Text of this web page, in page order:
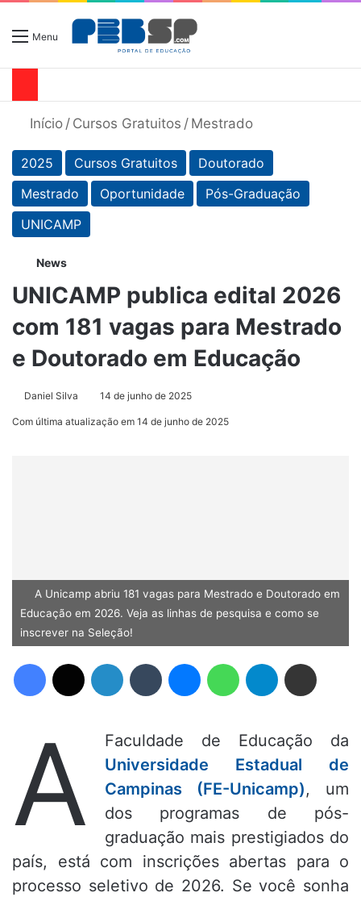
Menu
Início / Cursos Gratuitos / Mestrado
2025 Cursos Gratuitos
Doutorado
Mestrado
Oportunidade
Pós-Graduação
UNICAMP
News
UNICAMP publica edital 2026
com 181 vagas para Mestrado
e Doutorado em Educação
Daniel Silva 14 de junho de 2025
Com última atualização em 14 de junho de 2025
A Unicamp abriu 181 vagas para Mestrado e Doutorado em
Educação em 2026. Veja as linhas de pesquisa e como se
inscrever na Seleção!
A
Faculdade de Educação da
Universidade Estadual de
Campinas (FE-Unicamp), um
dos programas de pós-
graduação mais prestigiados do
país, está com inscrições abertas para o
processo seletivo de 2026. Se você sonha